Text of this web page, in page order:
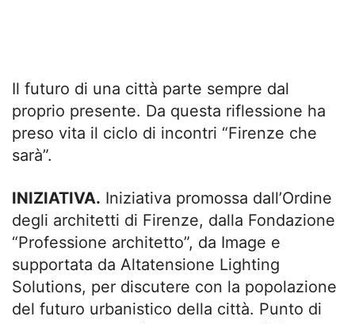
Il futuro di una città parte sempre dal
proprio presente. Da questa riflessione ha
preso vita il ciclo di incontri “Firenze che
sarà”.
INIZIATIVA. Iniziativa promossa dall’Ordine
degli architetti di Firenze, dalla Fondazione
“Professione architetto”, da Image e
supportata da Altatensione Lighting
Solutions, per discutere con la popolazione
del futuro urbanistico della città. Punto di